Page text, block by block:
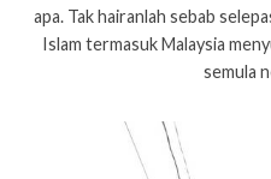
apa. Tak hairanlah sebab
Islam termasuk Malaysia
semula